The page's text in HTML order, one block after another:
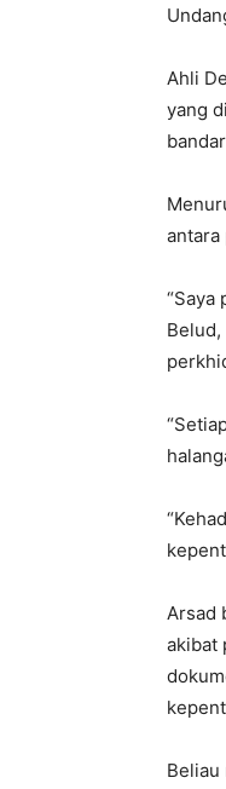
Ahli
yang
antara
“Saya
Arsad
akibat
Beliau